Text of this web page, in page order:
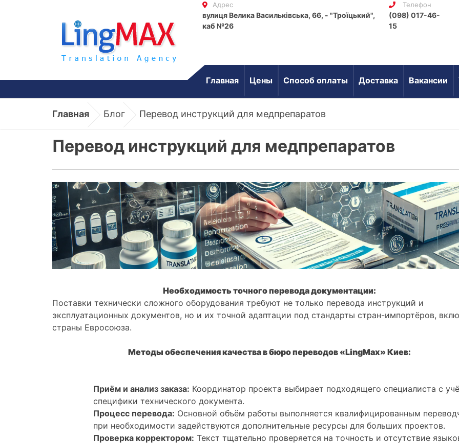
Адрес
вулиця Велика Васильківська, 66, - "Троїцький",
каб №26
Телефон
(098) 017-46-
15
Главная Цены Способ оплаты Доставка Вакансии
Главная Блог Перевод инструкций для медпрепаратов
Перевод инструкций для медпрепаратов
Необходимость точного перевода документации:
Поставки технически сложного оборудования требуют не только перевода инструкций и
эксплуатационных документов, но и их точной адаптации под стандарты стран-импортёров,
страны Евросоюза.
Методы обеспечения качества в бюро переводов «LingMax» Киев:
Приём и анализ заказа: Координатор проекта выбирает подходящего специалиста с
специфики технического документа.
Процесс перевода: Основной объём работы выполняется квалифицированным
при необходимости задействуются дополнительные ресурсы для больших проектов.
Проверка корректором: Текст тщательно проверяется на точность и отсутствие